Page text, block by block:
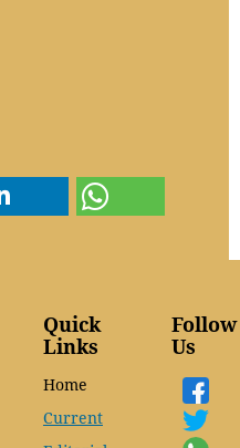
Quick
Links
Home
Current
Follow
Us